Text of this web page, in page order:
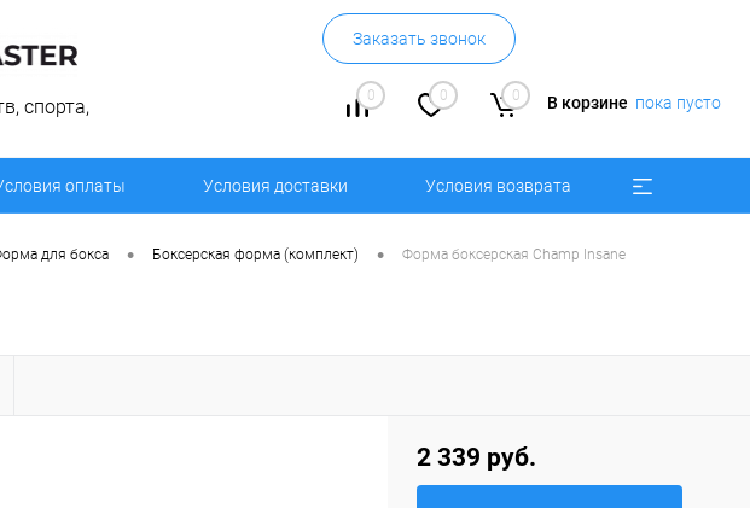
Заказать звонок
0 0 0 В корзине пока пусто
спорта,
оплаты Условия доставки Условия возврата
для бокса • Боксерская форма (комплект) • Форма боксерская Champ Insane
2 339 руб.